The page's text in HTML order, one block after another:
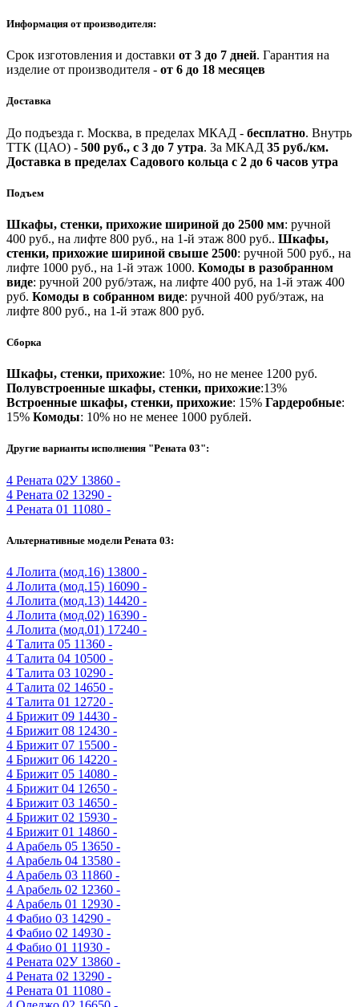
Информация от производителя:
Срок изготовления и доставки от 3 до 7 дней. Гарантия на
изделие от производителя - от 6 до 18 месяцев
Доставка
До подъезда г. Москва, в пределах МКАД - бесплатно. Внутрь
ТТК (ЦАО) - 500 руб., с 3 до 7 утра. За МКАД 35 руб./км.
Доставка в пределах Садового кольца с 2 до 6 часов утра
Подъем
Шкафы, стенки, прихожие шириной до 2500 мм: ручной
400 руб., на лифте 800 руб., на 1-й этаж 800 руб.. Шкафы,
стенки, прихожие шириной свыше 2500: ручной 500 руб., на
лифте 1000 руб., на 1-й этаж 1000. Комоды в разобранном
виде: ручной 200 руб/этаж, на лифте 400 руб, на 1-й этаж 400
руб. Комоды в собранном виде: ручной 400 руб/этаж, на
лифте 800 руб., на 1-й этаж 800 руб.
Сборка
Шкафы, стенки, прихожие: 10%, но не менее 1200 руб.
Полувстроенные шкафы, стенки, прихожие:13%
Встроенные шкафы, стенки, прихожие: 15% Гардеробные:
15% Комоды: 10% но не менее 1000 рублей.
Другие варианты исполнения "Рената 03":
4 Рената 02У 13860 -
4 Рената 02 13290 -
4 Рената 01 11080 -
Альтернативные модели Рената 03:
4 Лолита (мод.16) 13800 -
4 Лолита (мод.15) 16090 -
4 Лолита (мод.13) 14420 -
4 Лолита (мод.02) 16390 -
4 Лолита (мод.01) 17240 -
4 Талита 05 11360 -
4 Талита 04 10500 -
4 Талита 03 10290 -
4 Талита 02 14650 -
4 Талита 01 12720 -
4 Брижит 09 14430 -
4 Брижит 08 12430 -
4 Брижит 07 15500 -
4 Брижит 06 14220 -
4 Брижит 05 14080 -
4 Брижит 04 12650 -
4 Брижит 03 14650 -
4 Брижит 02 15930 -
4 Брижит 01 14860 -
4 Арабель 05 13650 -
4 Арабель 04 13580 -
4 Арабель 03 11860 -
4 Арабель 02 12360 -
4 Арабель 01 12930 -
4 Фабио 03 14290 -
4 Фабио 02 14930 -
4 Фабио 01 11930 -
4 Рената 02У 13860 -
4 Рената 02 13290 -
4 Рената 01 11080 -